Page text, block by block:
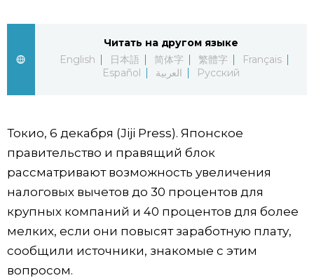
العربية
Фото/Видео
Разделы
Люди
Блог
Популярные статьи
Японский язык official SNS
Читать на другом языке
English
日本語 简体字 繁體字
Français
Español
العربية Русский
Токио, 6 декабря (Jiji Press). Японское
правительство и правящий блок
рассматривают возможность увеличения
налоговых вычетов до 30 процентов для
крупных компаний и 40 процентов для более
мелких, если они повысят заработную плату,
сообщили источники, знакомые с этим
вопросом.